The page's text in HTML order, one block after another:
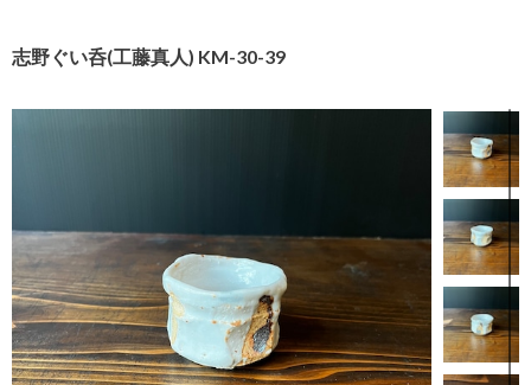
志野ぐい呑(工藤真人) KM-30-39